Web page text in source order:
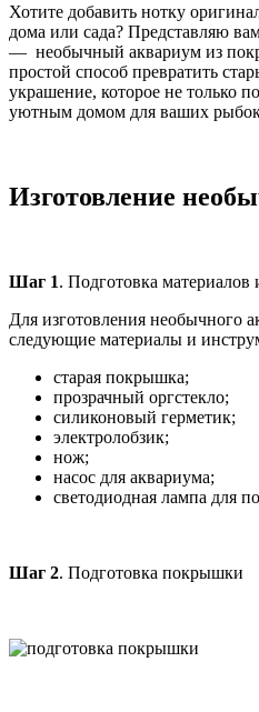
Хотите добавить нотку
дома или сада? Представляю
— необычный аквариум из
простой способ превратить
украшение, которое не только
уютным домом для ваших
Изготовление
Шаг 1. Подготовка материалов
Для изготовления необычного
следующие материалы и
старая покрышка;
прозрачный оргстекло;
силиконовый герметик;
электролобзик;
нож;
насос для аквариума;
светодиодная лампа для
Шаг 2. Подготовка покрышки